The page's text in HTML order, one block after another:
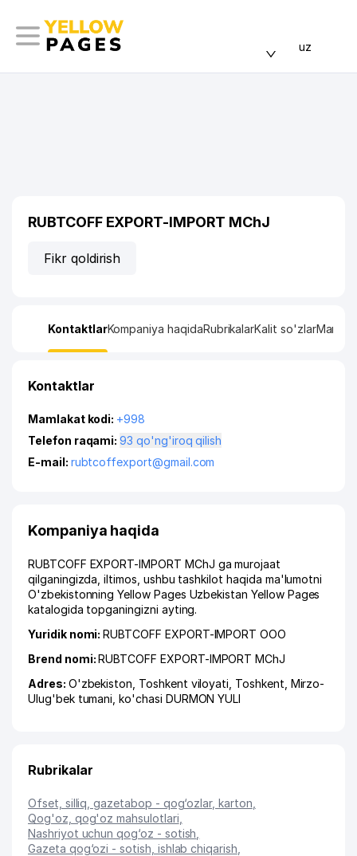
uz
RUBTCOFF EXPORT-IMPORT MChJ
Fikr qoldirish
KontaktlarKompaniya haqidaRubrikalarKalit so'zlarManzil
Kontaktlar
Mamlakat kodi: +998
Telefon raqami:
93 qo'ng'iroq qilish
E-mail: rubtcoffexport@gmail.com
Kompaniya haqida
RUBTCOFF EXPORT-IMPORT MChJ ga murojaat
qilganingizda, iltimos, ushbu tashkilot haqida ma'lumotni
O'zbekistonning Yellow Pages Uzbekistan Yellow Pages
katalogida topganingizni ayting.
Yuridik nomi:RUBTCOFF EXPORT-IMPORT ООО
Brend nomi:RUBTCOFF EXPORT-IMPORT MChJ
Adres: O'zbekiston, Toshkent viloyati Toshkent Mirzo-
Ulug'bek tumani ,ko'chasi DURMON YULI
Rubrikalar
Ofset, silliq, gazetabop - qog‘ozlar, karton
Qog'oz, qog'oz mahsulotlari
Nashriyot uchun qog‘oz - sotish
Gazeta qog‘ozi - sotish, ishlab chiqarish